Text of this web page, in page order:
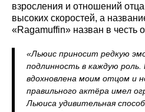
взросления и отношений
высоких скоростей, а
«Ragamuffin» назван в честь
«Льюис приносит редкую
подлинность в каждую роль.
вдохновлена моим отцом и
правильного актёра имел
Льюиса удивительная